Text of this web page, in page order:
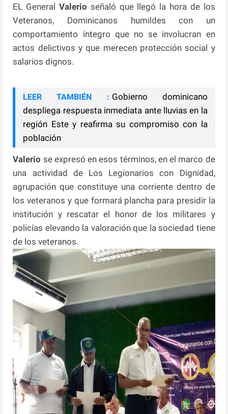
EL GeneralValerio señaló que llegó la hora de los
Veteranos, Dominicanos humildes con un
comportamiento íntegro que no se involucran en
actos delictivos y que merecen protección social y
salarios dignos.
LEER TAMBIÉN : Gobierno dominicano
despliega respuesta inmediata ante lluvias en la
región Este y reafirma su compromiso con la
población
Valerio se expresó en esos términos, en el marco de
una actividad de Los Legionarios con Dignidad,
agrupación que constituye una corriente dentro de
los veteranos y que formará plancha para presidir la
institución y rescatar el honor de los militares y
policías elevando la valoración que la sociedad tiene
de los veteranos.